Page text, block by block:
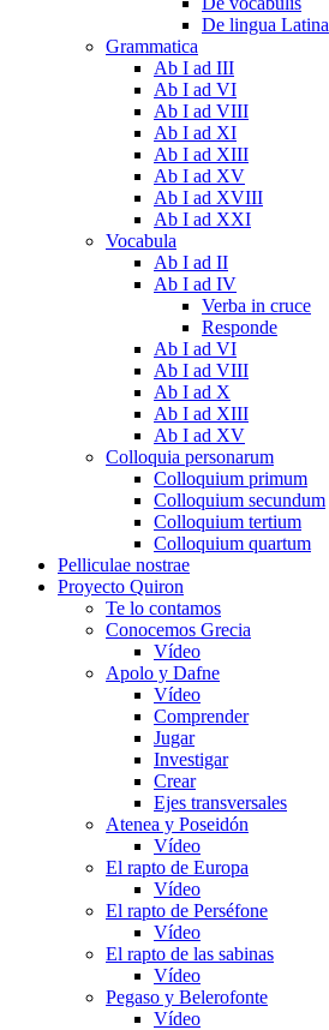
De lingua Latina
Grammatica
Ab I ad III
Ab I ad VI
Ab I ad VIII
Ab I ad XI
Ab I ad XIII
Ab I ad XV
Ab I ad XVIII
Ab I ad XXI
Vocabula
Ab I ad II
Ab I ad IV
Verba in cruce
Responde
Ab I ad VI
Ab I ad VIII
Ab I ad X
Ab I ad XIII
Ab I ad XV
Colloquia personarum
Colloquium primum
Colloquium secundum
Colloquium tertium
Colloquium quartum
Pelliculae nostrae
Proyecto Quiron
Te lo contamos
Conocemos Grecia
Vídeo
Apolo y Dafne
Vídeo
Comprender
Jugar
Investigar
Crear
Ejes transversales
Atenea y Poseidón
Vídeo
El rapto de Europa
Vídeo
El rapto de Perséfone
Vídeo
El rapto de las sabinas
Vídeo
Pegaso y Belerofonte
Vídeo